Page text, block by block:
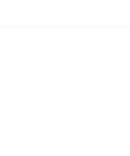
证框架中关于属性